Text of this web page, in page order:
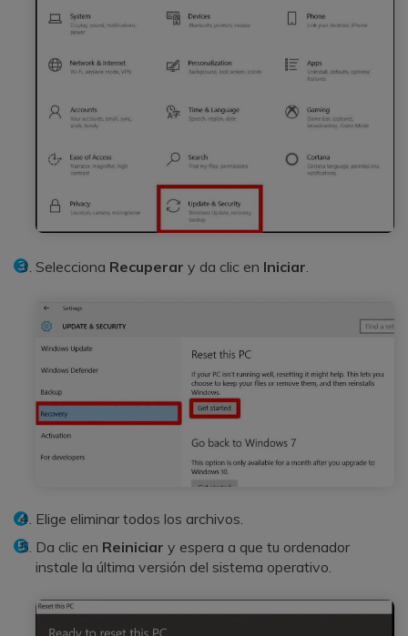
Selecciona Recuperar y da clic en Iniciar
Elige eliminar todos los archivos.
Da clic en Reiniciar y espera a que tu ordenador
instale la última versión del sistema operativo.